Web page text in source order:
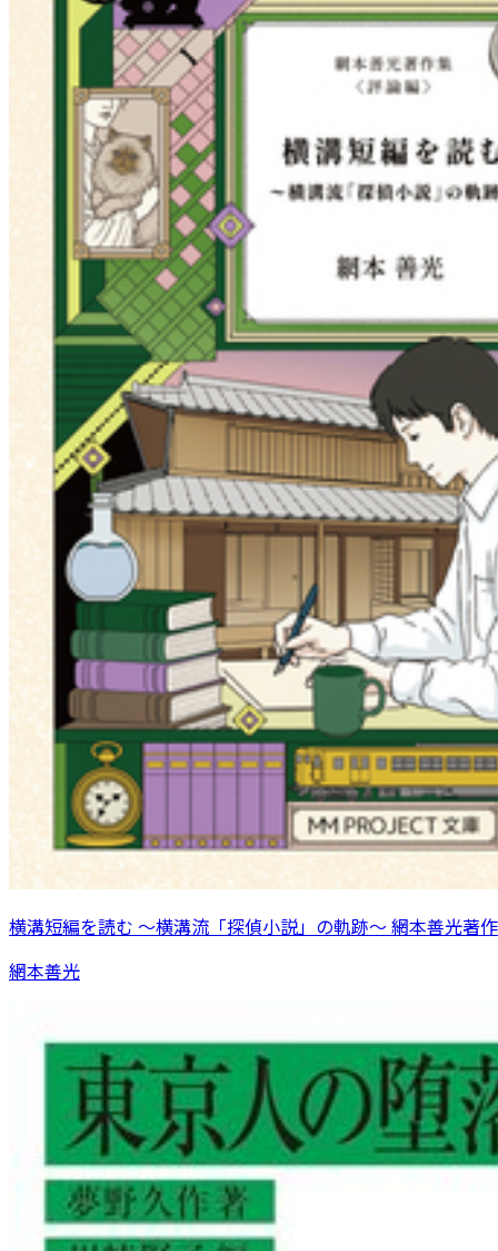
横溝短編を読む 〜横溝流「探偵小説」の軌跡〜 網本善光著
網本善光